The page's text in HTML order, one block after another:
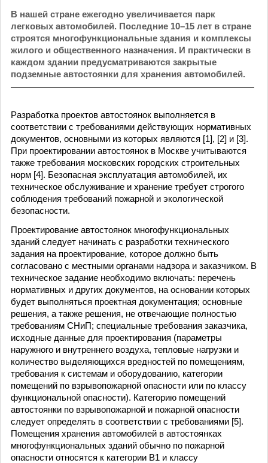
В нашей стране ежегодно увеличивается парк
легковых автомобилей. Последние 10–15 лет в стране
строятся многофункциональные здания и комплексы
жилого и общественного назначения. И практически в
каждом здании предусматриваются закрытые
подземные автостоянки для хранения автомобилей.
Разработка проектов автостоянок выполняется в
соответствии c требованиями действующих нормативных
документов, основными из которых являются [1], [2] и [3].
При проектировании автостоянок в Москве учитываются
также требования московских городских строительных
норм [4]. Безопасная эксплуатация автомобилей, их
техническое обслуживание и хранение требует строгого
соблюдения требований пожарной и экологической
безопасности.
Проектирование автостоянок многофункциональных
зданий следует начинать с разработки технического
задания на проектирование, которое должно быть
согласовано с местными органами надзора и заказчиком. В
техническое задание необходимо включать: перечень
нормативных и других документов, на основании которых
будет выполняться проектная документация; основные
решения, а также решения, не отвечающие полностью
требованиям СНиП; специальные требования заказчика,
исходные данные для проектирования (параметры
наружного и внутреннего воздуха, тепловые нагрузки и
количество выделяющихся вредностей по помещениям,
требования к системам и оборудованию, категории
помещений по взрывопожарной опасности или по классу
функциональной опасности). Категорию помещений
автостоянки по взрывопожарной и пожарной опасности
следует определять в соответствии с требованиями [5].
Помещения хранения автомобилей в автостоянках
многофункциональных зданий обычно по пожарной
опасности относятся к категории В1 и классу